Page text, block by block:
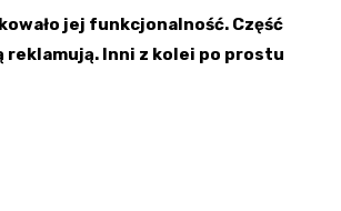
jej funkcjonalność. Część
Inni z kolei po prostu